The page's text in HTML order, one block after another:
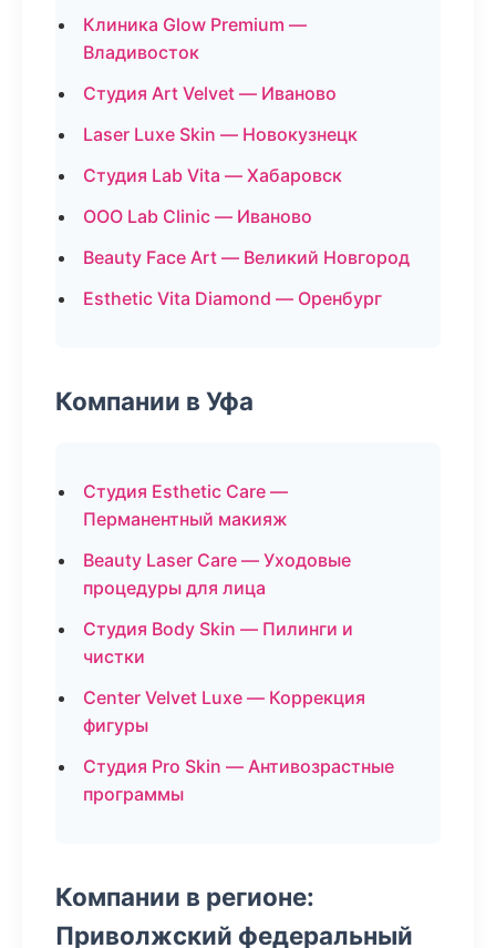
Клиника Glow Premium —
Владивосток
Студия Art Velvet — Иваново
Laser Luxe Skin — Новокузнецк
Студия Lab Vita — Хабаровск
ООО Lab Clinic — Иваново
Beauty Face Art — Великий Новгород
Esthetic Vita Diamond — Оренбург
Компании в Уфа
Студия Esthetic Care —
Перманентный макияж
Beauty Laser Care — Уходовые
процедуры для лица
Студия Body Skin — Пилинги и
чистки
Center Velvet Luxe — Коррекция
фигуры
Студия Pro Skin — Антивозрастные
программы
Компании в регионе:
Приволжский федеральный